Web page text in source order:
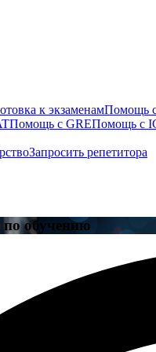
к экзаменамПомощь
Помощь с GREПомощь с
Запросить репетитора
обучению